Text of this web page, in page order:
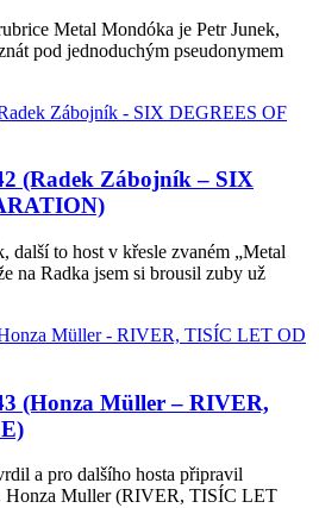
Metal Mondóka je Petr Junek,
pod jednoduchým pseudonymem
(Radek Zábojník – SIX
další to host v křesle zvaném „Metal
na Radka jsem si brousil zuby už
(Honza Müller – RIVER,
a pro dalšího hosta připravil
Honza Muller (RIVER, TISÍC LET